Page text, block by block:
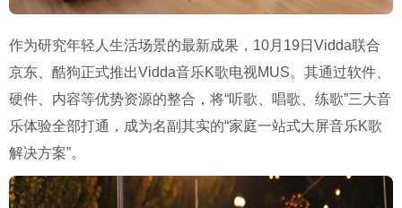
作为研究年轻人生活场景的最新成果，10月19日Vidda联合
京东、酷狗正式推出Vidda音乐K歌电视MUS。其通过软件、
硬件、内容等优势资源的整合，将“听歌、唱歌、练歌”三大音
乐体验全部打通，成为名副其实的“家庭一站式大屏音乐K歌
解决方案”。